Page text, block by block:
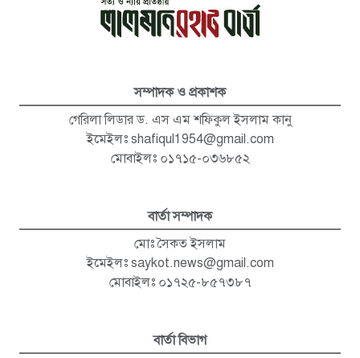
সম্পাদক ও প্রকাশক
গেরিলা লিডার ড. এস এম শফিকুল ইসলাম কানু
ইমেইলঃ shafiqul1954@gmail.com
মোবাইলঃ ০১৭১৫-০৩৬৮৫২
বার্তা সম্পাদক
মোঃ সৈকত ইসলাম
ইমেইলঃ saykot.news@gmail.com
মোবাইলঃ ০১৭২৫-৮৫৭৩৮৭
বার্তা বিভাগ